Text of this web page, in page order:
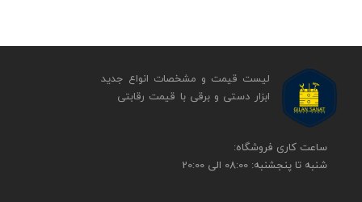
​​ساعت کاری فروشگاه:
شنبه تا پنجشنبه: 08:00 الی 20:00
لیست قیمت و مشخصات انواع جدید
ابزار دستی و برقی ​​​​​​​با قیمت رقابتی